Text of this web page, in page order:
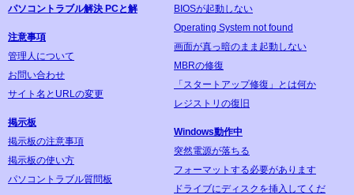
パソコントラブル解決 PCと解
注意事項
管理人について
お問い合わせ
サイト名とURLの変更
掲示板
掲示板の注意事項
掲示板の使い方
パソコントラブル質問板
BIOSが起動しない
Operating System not found
画面が真っ暗のまま起動しない
MBRの修復
「スタートアップ修復」とは何か
レジストリの復旧
Windows動作中
突然電源が落ちる
フォーマットする必要があります
ドライブにディスクを挿入してくだ